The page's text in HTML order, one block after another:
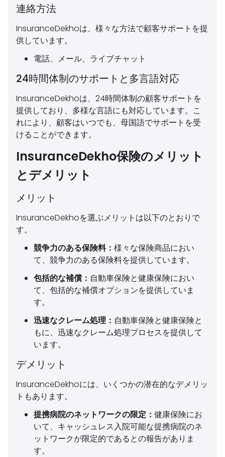
連絡方法
InsuranceDekhoは、様々な方法で顧客サポートを提
供しています。
電話、メール、ライブチャット
24時間体制のサポートと多言語対応
InsuranceDekhoは、24時間体制の顧客サポートを
提供しており、多様な言語にも対応しています。こ
れにより、顧客はいつでも、母国語でサポートを受
けることができます。
InsuranceDekho保険のメリット
とデメリット
メリット
InsuranceDekhoを選ぶメリットは以下のとおりで
す。
競争力のある保険料： 様々な保険商品におい
て、競争力のある保険料を提供しています。
包括的な補償： 自動車保険と健康保険におい
て、包括的な補償オプションを提供していま
す。
迅速なクレーム処理： 自動車保険と健康保険と
もに、迅速なクレーム処理プロセスを提供して
います。
デメリット
InsuranceDekhoには、いくつかの潜在的なデメリッ
トもあります。
提携病院のネットワークの限定： 健康保険にお
いて、キャッシュレス入院可能な提携病院のネ
ットワークが限定的であるとの報告がありま
す。